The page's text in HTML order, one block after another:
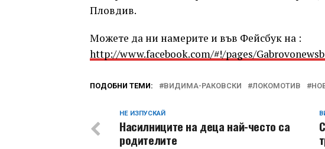
Пловдив.
Можете да ни намерите и във Фейсбук на :
http://www.facebook.com/#!/pages/
ПОДОБНИ ТЕМИ: ВИДИМА-РАКОВСКИ ЛОКОМОТИВ
НЕ ИЗПУСКАЙ
Насилниците на деца най-често са
родителите